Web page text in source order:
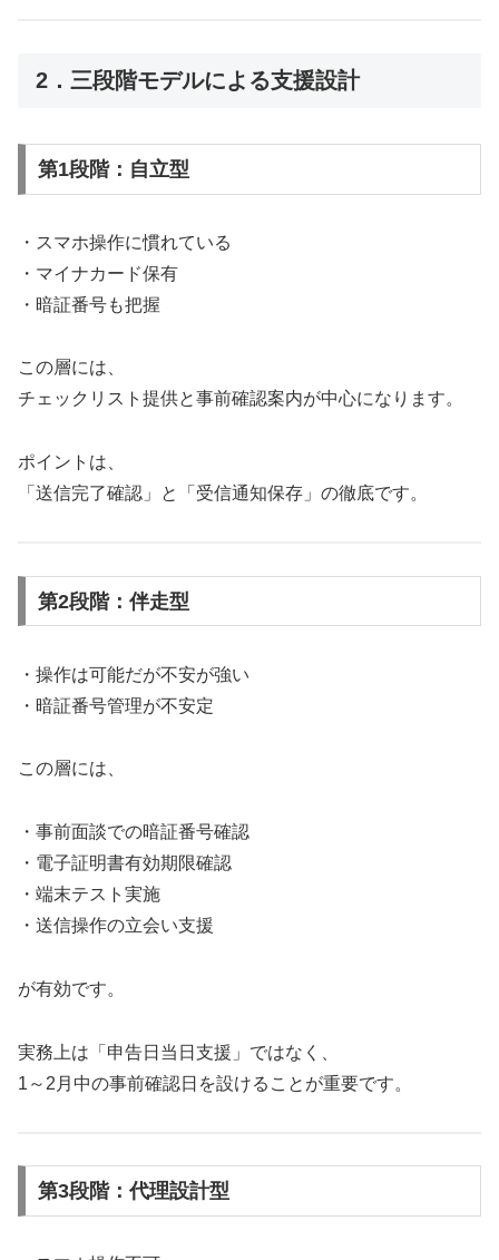
2．三段階モデルによる支援設計
第1段階：自立型
・スマホ操作に慣れている
・マイナカード保有
・暗証番号も把握
この層には、
チェックリスト提供と事前確認案内が中心になります。
ポイントは、
「送信完了確認」と「受信通知保存」の徹底です。
第2段階：伴走型
・操作は可能だが不安が強い
・暗証番号管理が不安定
この層には、
・事前面談での暗証番号確認
・電子証明書有効期限確認
・端末テスト実施
・送信操作の立会い支援
が有効です。
実務上は「申告日当日支援」ではなく、
1～2月中の事前確認日を設けることが重要です。
第3段階：代理設計型